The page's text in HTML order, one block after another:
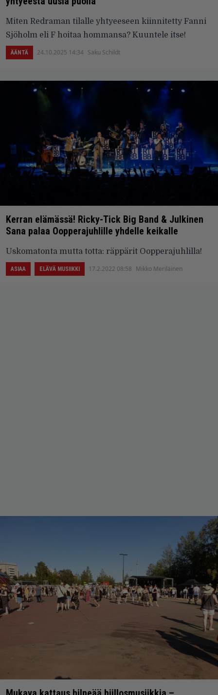
Miten Redraman tilalle yhtyeeseen kiinnitetty Fanni
Sjöholm eli F hoitaa hommansa? Kuuntele itse!
ÄÄNTÄ 24.10.2025 14:34 Saku Schildt
Kerran elämässä! Ricky-Tick Big Band & Julkinen
Sana palaa Oopperajuhlille yhdelle keikalle
Uskomatonta mutta totta: räppärit Oopperajuhlilla!
ASIAA ELÄVÄ MUSIIKKI 17.2.2022 08:58 Mikko Meriläinen